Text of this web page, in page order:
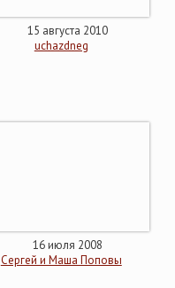
15 августа 2010
uchazdneg
16 июля 2008
Сергей и Маша Поповы